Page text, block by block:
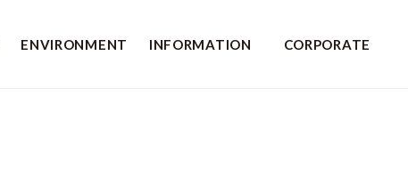
ENVIRONMENT INFORMATION CORPORATE